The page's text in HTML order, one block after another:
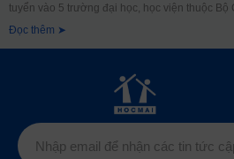
tuyển vào 5 trường đại học, học viện thuộc Bộ
Đọc thêm ➤